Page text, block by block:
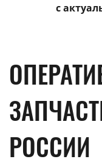
с
РОССИИ